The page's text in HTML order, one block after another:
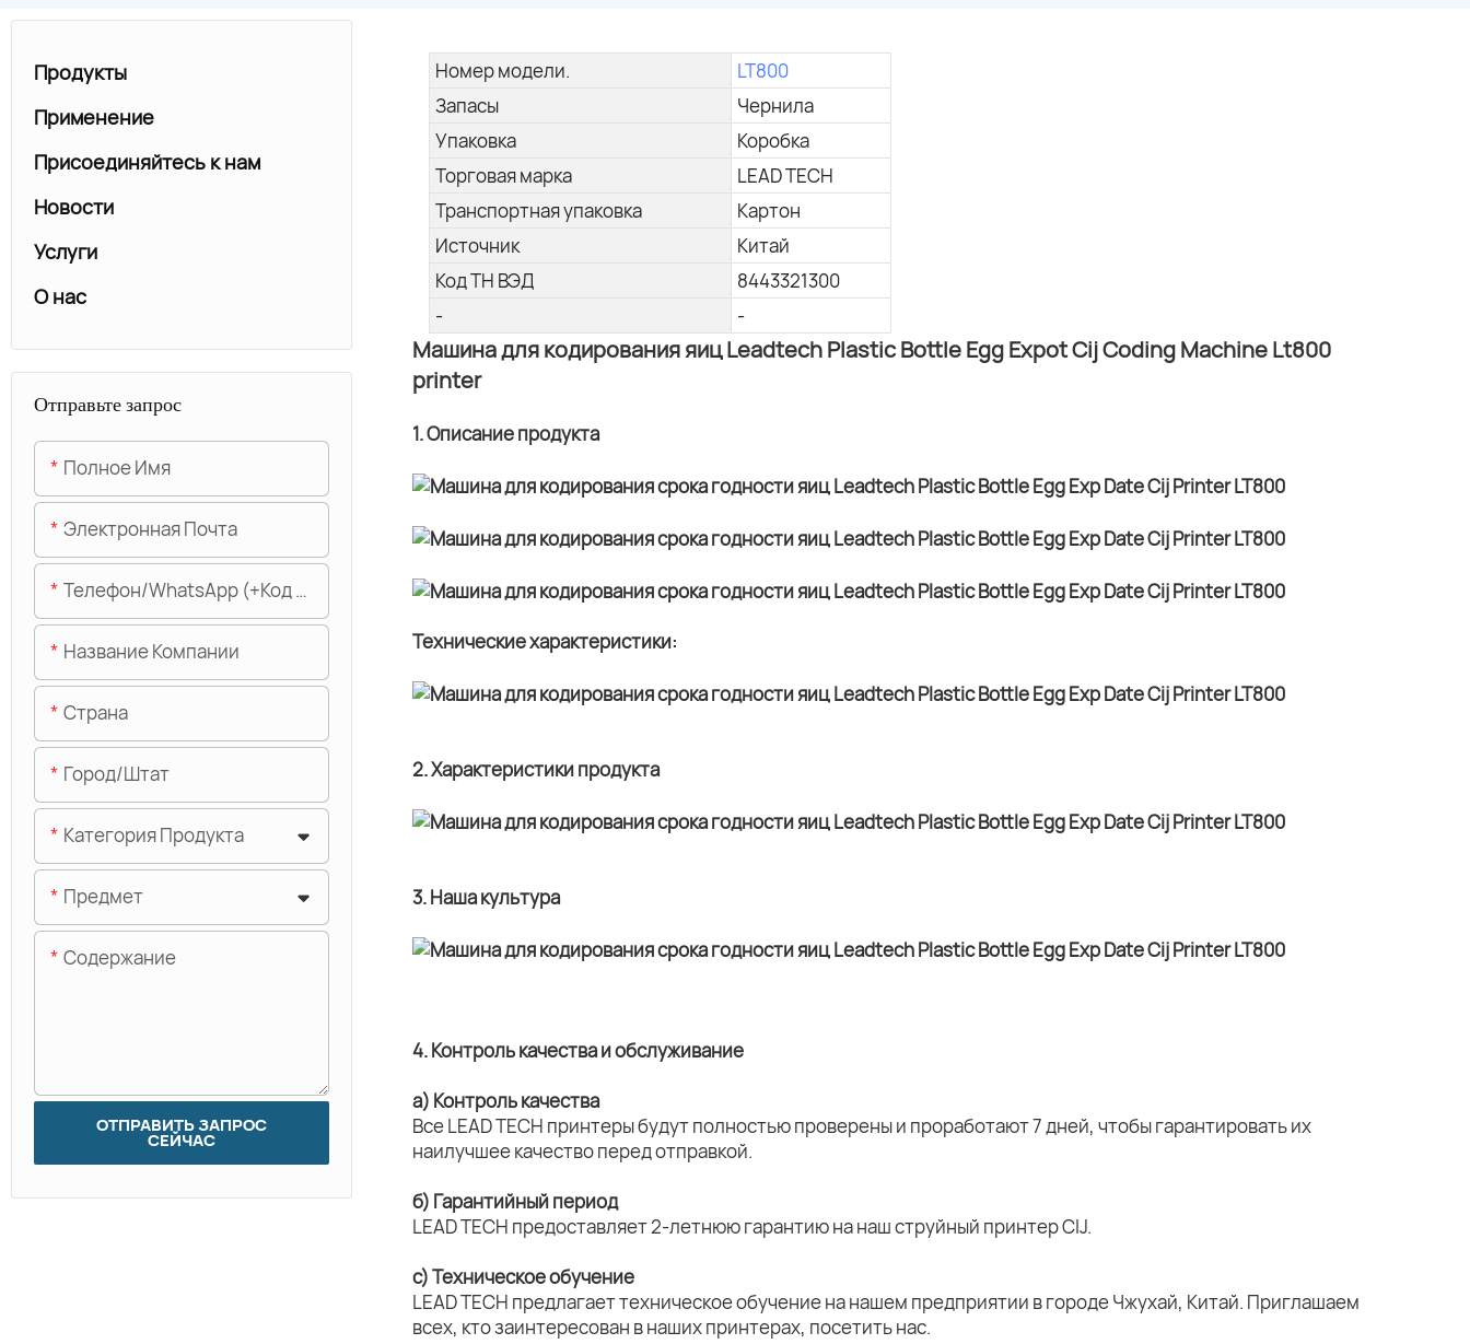
Номер модели.
LT800
Запасы
Чернила
Упаковка
Коробка
Торговая марка
LEAD TECH
Транспортная упаковка
Картон
Источник
Китай
Код ТН ВЭД
8443321300
-
-
Машина для кодирования яиц Leadtech Plastic Bottle Egg Expot Cij Coding Machine Lt800
printer
1. Описание продукта
Технические характеристики:
2. Характеристики продукта
3. Наша культура
4. Контроль качества и обслуживание
а) Контроль качества
Все LEAD TECH принтеры будут полностью проверены и проработают 7 дней, чтобы гарантировать их
наилучшее качество перед отправкой.
б) Гарантийный период
LEAD TECH предоставляет 2-летнюю гарантию на наш струйный принтер CIJ.
c) Техническое обучение
LEAD TECH предлагает техническое обучение на нашем предприятии в городе Чжухай, Китай. Приглашаем
всех, кто заинтересован в наших принтерах, посетить нас.
Продукты
Применение
Присоединяйтесь к нам
Новости
Услуги
О нас
Отправьте запрос
Полное Имя
Электронная Почта
Телефон/WhatsApp (+код Области)
Название Компании
Страна
Город/штат
Категория Продукта
Предмет
Содержание
ОТПРАВИТЬ ЗАПРОС
СЕЙЧАС